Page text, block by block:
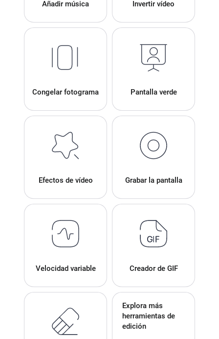
Añadir música Invertir vídeo
Congelar fotograma Pantalla verde
Efectos de vídeo Grabar la pantalla
Velocidad variable Creador de GIF
Explora más
herramientas de
edición